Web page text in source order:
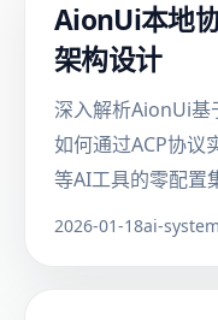
AionUi本地
架构设计
深入解析AionUi
如何通过ACP协议
等AI工具的零配置
2026-01-18ai-